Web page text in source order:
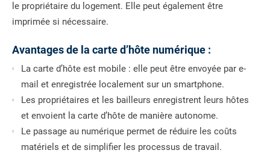
le propriétaire du logement. Elle peut également être
imprimée si nécessaire.
Avantages de la carte d’hôte numérique :
La carte d’hôte est mobile : elle peut être envoyée par e-
mail et enregistrée localement sur un smartphone.
Les propriétaires et les bailleurs enregistrent leurs hôtes
et envoient la carte d’hôte de manière autonome.
Le passage au numérique permet de réduire les coûts
matériels et de simplifier les processus de travail.